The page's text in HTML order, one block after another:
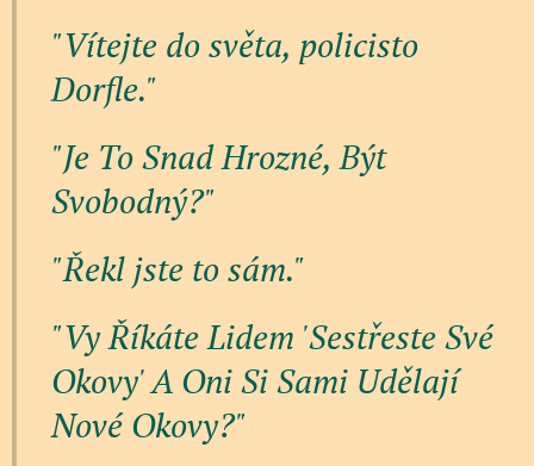
"Vítejte do světa, policisto
Dorfle."
"Je To Snad Hrozné, Být
Svobodný?"
"Řekl jste to sám."
"Vy Říkáte Lidem 'Sestřeste Své
Okovy' A Oni Si Sami Udělají
Nové Okovy?"